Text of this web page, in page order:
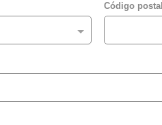
Código postal